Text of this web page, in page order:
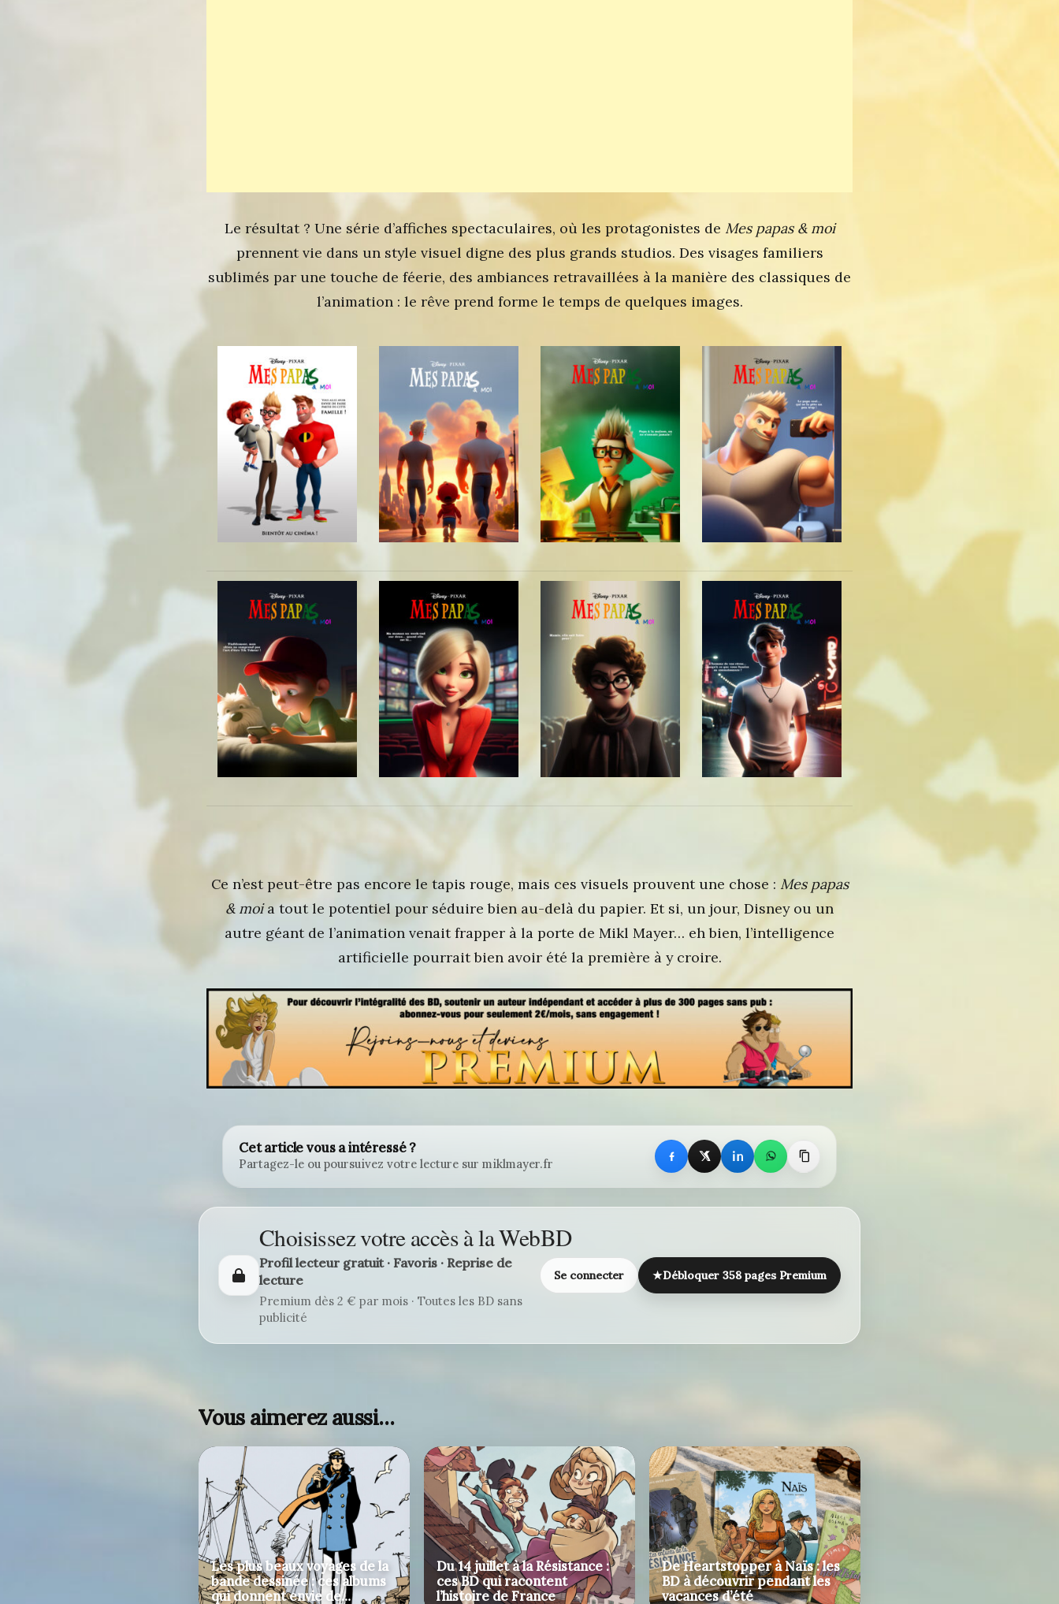
Le résultat ? Une série d’affiches spectaculaires, où les protagonistes de Mes papas & moi
prennent vie dans un style visuel digne des plus grands studios. Des visages familiers
sublimés par une touche de féerie, des ambiances retravaillées à la manière des classiques de
l’animation : le rêve prend forme le temps de quelques images.
Ce n’est peut-être pas encore le tapis rouge, mais ces visuels prouvent une chose : Mes papas
& moia tout le potentiel pour séduire bien au-delà du papier. Et si, un jour, Disney ou un
autre géant de l’animation venait frapper à la porte de Mikl Mayer… eh bien, l’intelligence
artificielle pourrait bien avoir été la première à y croire.
Cet article vous a intéressé ?
Partagez-le ou poursuivez votre lecture sur miklmayer.fr
Choisissez votre accès à la WebBD
Profil lecteur gratuit · Favoris · Reprise de
lecture
Premium dès 2 € par mois · Toutes les BD sans
publicité
Se connecter ★Débloquer 358 pages Premium
Vous aimerez aussi…
Les plus beaux voyages de la
bande dessinée : ces albums
qui donnent envie de
Du 14 juillet à la Résistance :
ces BD qui racontent
l’histoire de France
De Heartstopper à Naïs : les
BD à découvrir pendant les
vacances d’été